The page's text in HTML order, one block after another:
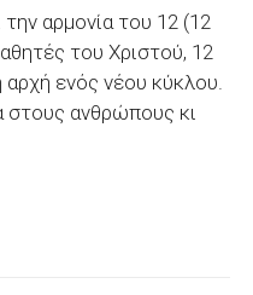
αρμονία του 12 (12
του Χριστού, 12
ενός νέου κύκλου.
στους ανθρώπους κι